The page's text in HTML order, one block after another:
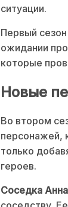
ситуации.
Первый
ожидании
которые
Новые
Во втором
персонажей,
только
героев.
Соседка Анна